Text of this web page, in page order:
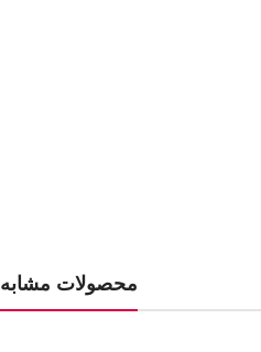
محصولات مشابه